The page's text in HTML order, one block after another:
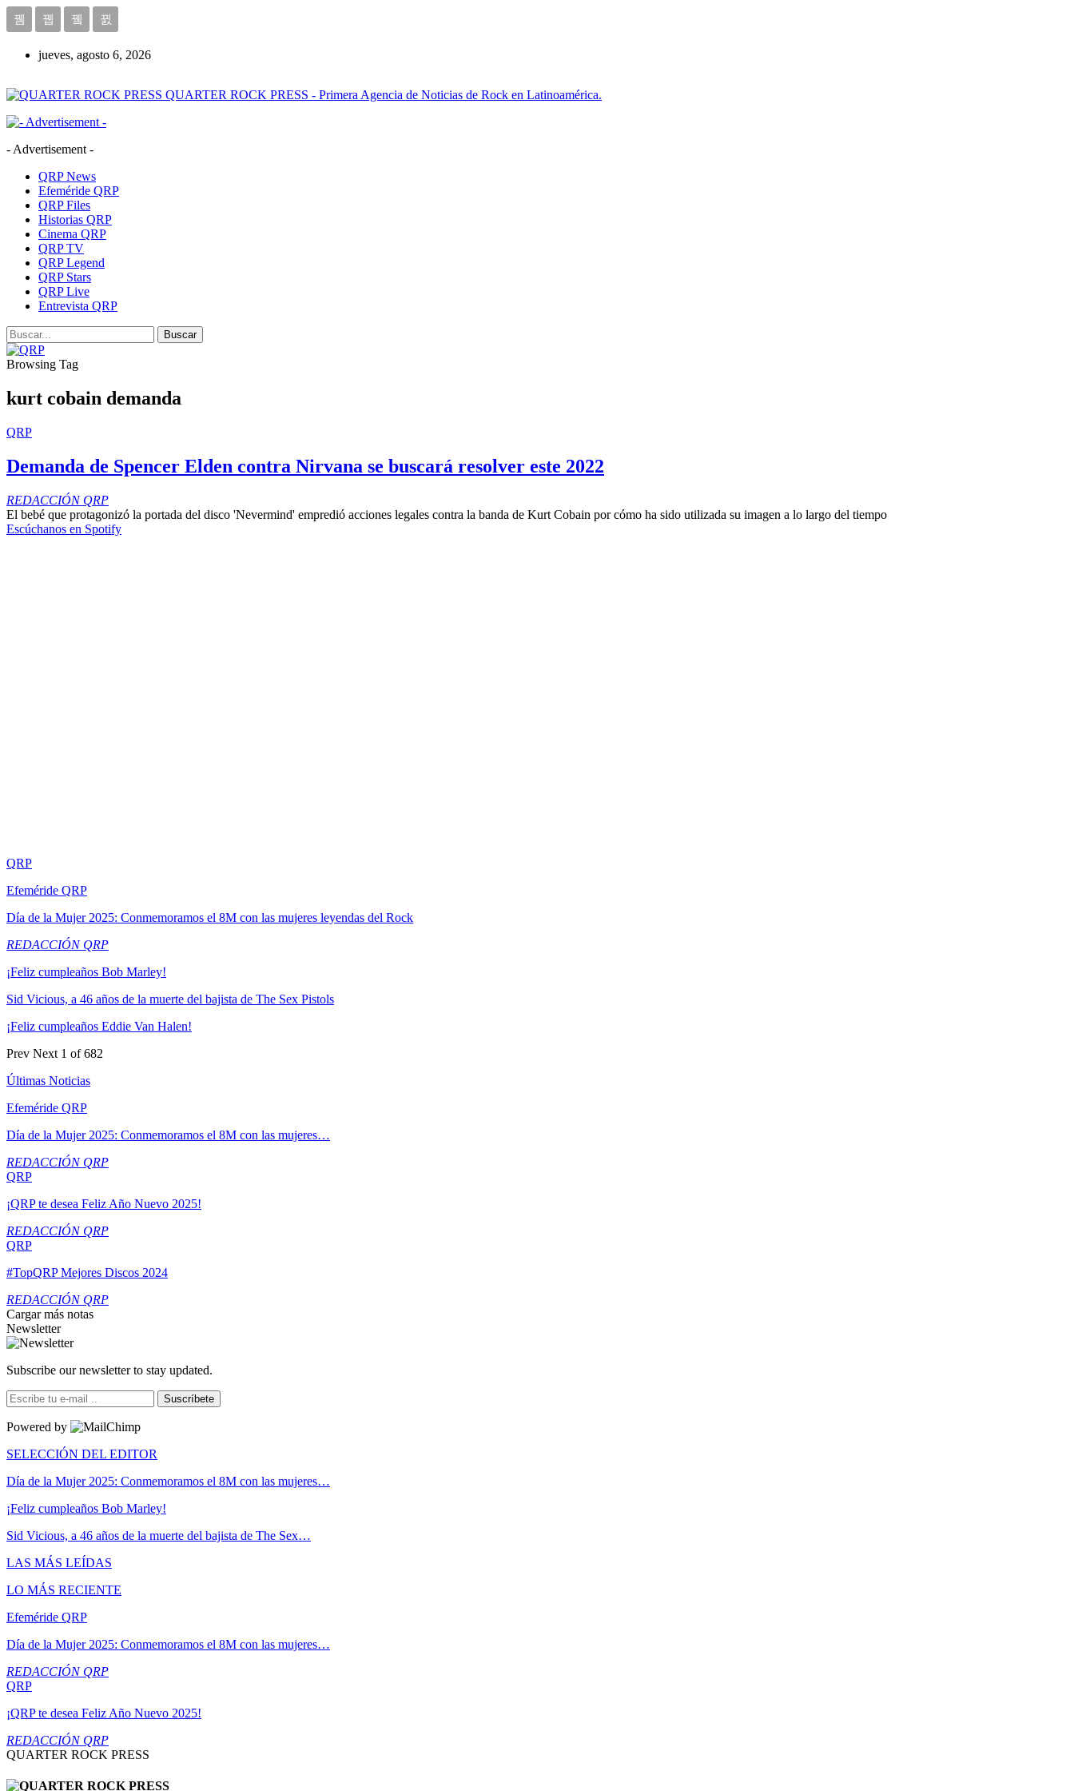
jueves, agosto 6, 2026
QUARTER ROCK PRESS - Primera Agencia de Noticias de Rock en Latinoamérica.
- Advertisement -
QRP News
Efeméride QRP
QRP Files
Historias QRP
Cinema QRP
QRP TV
QRP Legend
QRP Stars
QRP Live
Entrevista QRP
Browsing Tag
kurt cobain demanda
QRP
Demanda de Spencer Elden contra Nirvana se buscará resolver este 2022
REDACCIÓN QRP
El bebé que protagonizó la portada del disco 'Nevermind' empredió acciones legales contra la banda de Kurt Cobain por cómo ha sido utilizada su imagen a lo largo del tiempo
Escúchanos en Spotify
QRP
Efeméride QRP
Día de la Mujer 2025: Conmemoramos el 8M con las mujeres leyendas del Rock
REDACCIÓN QRP
¡Feliz cumpleaños Bob Marley!
Sid Vicious, a 46 años de la muerte del bajista de The Sex Pistols
¡Feliz cumpleaños Eddie Van Halen!
Prev Next 1 of 682
Últimas Noticias
Efeméride QRP
Día de la Mujer 2025: Conmemoramos el 8M con las mujeres…
REDACCIÓN QRP
QRP
¡QRP te desea Feliz Año Nuevo 2025!
REDACCIÓN QRP
QRP
#TopQRP Mejores Discos 2024
REDACCIÓN QRP
Cargar más notas
Newsletter
Subscribe our newsletter to stay updated.
Suscríbete
Powered by
SELECCIÓN DEL EDITOR
Día de la Mujer 2025: Conmemoramos el 8M con las mujeres…
¡Feliz cumpleaños Bob Marley!
Sid Vicious, a 46 años de la muerte del bajista de The Sex…
LAS MÁS LEÍDAS
LO MÁS RECIENTE
Efeméride QRP
Día de la Mujer 2025: Conmemoramos el 8M con las mujeres…
REDACCIÓN QRP
QRP
¡QRP te desea Feliz Año Nuevo 2025!
REDACCIÓN QRP
QUARTER ROCK PRESS